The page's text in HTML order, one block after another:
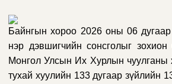
Байнгын хороо 2026 оны 06
нэр дэвшигчийн сонсголыг зохион
Монгол Улсын Их Хурлын чуулганы
тухай хуулийн 133 дугаар зүйлийн